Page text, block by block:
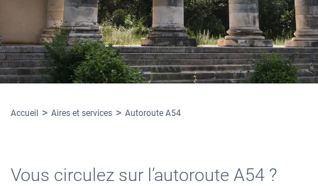
Accueil Aires et services Autoroute A54
Vous circulez sur l’autoroute A54 ?